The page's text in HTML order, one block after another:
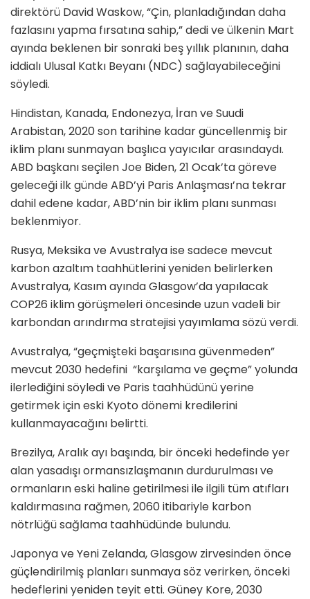
direktörü David Waskow, “Çin, planladığından daha
fazlasını yapma fırsatına sahip,” dedi ve ülkenin Mart
ayında beklenen bir sonraki beş yıllık planının, daha
iddialı Ulusal Katkı Beyanı (NDC) sağlayabileceğini
söyledi.
Hindistan, Kanada, Endonezya, İran ve Suudi
Arabistan, 2020 son tarihine kadar güncellenmiş bir
iklim planı sunmayan başlıca yayıcılar arasındaydı.
ABD başkanı seçilen Joe Biden, 21 Ocak’ta göreve
geleceği ilk günde ABD’yi Paris Anlaşması’na tekrar
dahil edene kadar, ABD’nin bir iklim planı sunması
beklenmiyor.
Rusya, Meksika ve Avustralya ise sadece mevcut
karbon azaltım taahhütlerini yeniden belirlerken
Avustralya, Kasım ayında Glasgow’da yapılacak
COP26 iklim görüşmeleri öncesinde uzun vadeli bir
karbondan arındırma stratejisi yayımlama sözü verdi.
Avustralya, “geçmişteki başarısına güvenmeden”
mevcut 2030 hedefini “karşılama ve geçme” yolunda
ilerlediğini söyledi ve Paris taahhüdünü yerine
getirmek için eski Kyoto dönemi kredilerini
kullanmayacağını belirtti.
Brezilya, Aralık ayı başında, bir önceki hedefinde yer
alan yasadışı ormansızlaşmanın durdurulması ve
ormanların eski haline getirilmesi ile ilgili tüm atıfları
kaldırmasına rağmen, 2060 itibariyle karbon
nötrlüğü sağlama taahhüdünde bulundu.
Japonya ve Yeni Zelanda, Glasgow zirvesinden önce
güçlendirilmiş planları sunmaya söz verirken, önceki
hedeflerini yeniden teyit etti. Güney Kore, 2030